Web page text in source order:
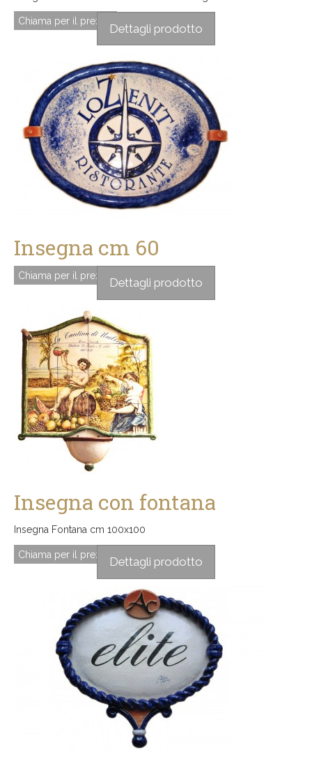
Chiama per il prezzo
Dettagli prodotto
Insegna cm 60
Chiama per il prezzo
Dettagli prodotto
Insegna con fontana
Insegna Fontana cm 100x100
Chiama per il prezzo
Dettagli prodotto